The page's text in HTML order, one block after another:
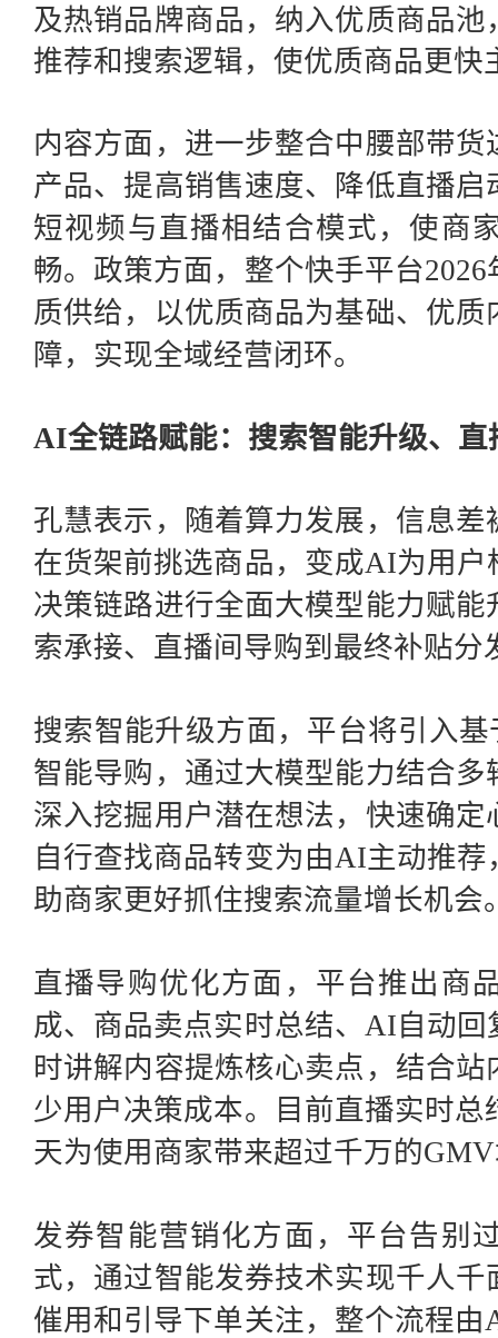
及热销品牌商品，纳入优质商品
推荐和搜索逻辑，使优质商品更快
内容方面，进一步整合中腰部带
产品、提高销售速度、降低直播
短视频与直播相结合模式，使商
畅。政策方面，整个快手平台
质供给，以优质商品为基础、优
障，实现全域经营闭环。
AI全链路赋能：搜索智能升级、
孔慧表示，随着算力发展，信息
在货架前挑选商品，变成AI为用户
决策链路进行全面大模型能力赋
索承接、直播间导购到最终补贴分
搜索智能升级方面，平台将引入基
智能导购，通过大模型能力结合
深入挖掘用户潜在想法，快速确
自行查找商品转变为由AI主动推
助商家更好抓住搜索流量增长机会
直播导购优化方面，平台推出商
成、商品卖点实时总结、 AI自动回
时讲解内容提炼核心卖点，结合
少用户决策成本。目前直播实时
天为使用商家带来超过千万的
发券智能营销化方面，平台告别
式，通过智能发券技术实现千人
催用和引导下单关注，整个流程由